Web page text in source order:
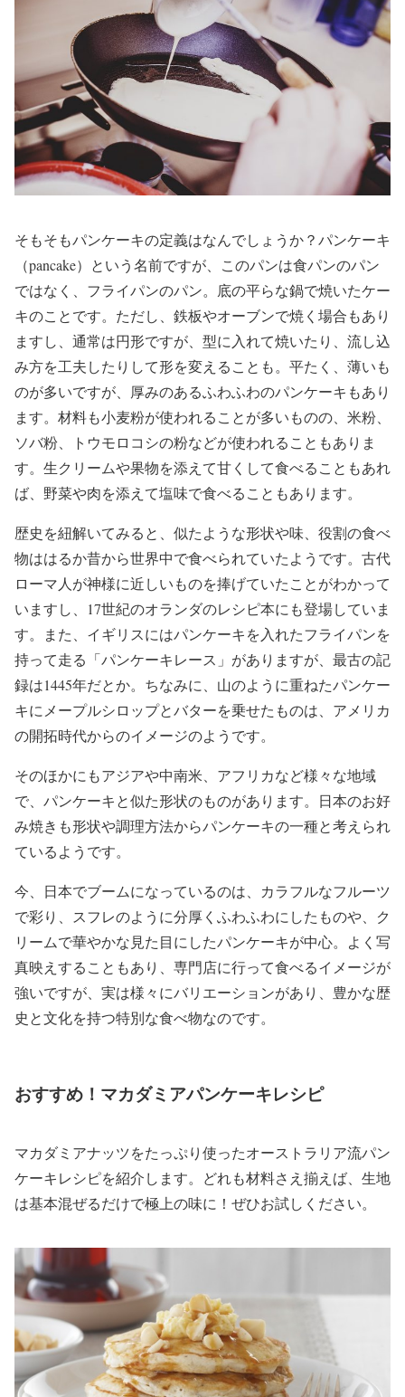
そもそもパンケーキの定義はなんでしょうか？パンケーキ
（pancake）という名前ですが、このパンは食パンのパン
ではなく、フライパンのパン。底の平らな鍋で焼いたケー
キのことです。ただし、鉄板やオーブンで焼く場合もあり
ますし、通常は円形ですが、型に入れて焼いたり、流し込
み方を工夫したりして形を変えることも。平たく、薄いも
のが多いですが、厚みのあるふわふわのパンケーキもあり
ます。材料も小麦粉が使われることが多いものの、米粉、
ソバ粉、トウモロコシの粉などが使われることもありま
す。生クリームや果物を添えて甘くして食べることもあれ
ば、野菜や肉を添えて塩味で食べることもあります。
歴史を紐解いてみると、似たような形状や味、役割の食べ
物ははるか昔から世界中で食べられていたようです。古代
ローマ人が神様に近しいものを捧げていたことがわかって
いますし、17世紀のオランダのレシピ本にも登場していま
す。また、イギリスにはパンケーキを入れたフライパンを
持って走る「パンケーキレース」がありますが、最古の記
録は1445年だとか。ちなみに、山のように重ねたパンケー
キにメープルシロップとバターを乗せたものは、アメリカ
の開拓時代からのイメージのようです。
そのほかにもアジアや中南米、アフリカなど様々な地域
で、パンケーキと似た形状のものがあります。日本のお好
み焼きも形状や調理方法からパンケーキの一種と考えられ
ているようです。
今、日本でブームになっているのは、カラフルなフルーツ
で彩り、スフレのように分厚くふわふわにしたものや、ク
リームで華やかな見た目にしたパンケーキが中心。よく写
真映えすることもあり、専門店に行って食べるイメージが
強いですが、実は様々にバリエーションがあり、豊かな歴
史と文化を持つ特別な食べ物なのです。
おすすめ！マカダミアパンケーキレシピ
マカダミアナッツをたっぷり使ったオーストラリア流パン
ケーキレシピを紹介します。どれも材料さえ揃えば、生地
は基本混ぜるだけで極上の味に！ぜひお試しください。